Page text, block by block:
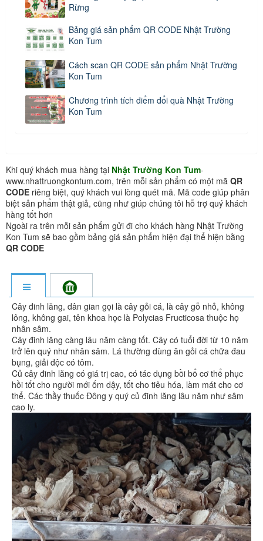
Rừng
Bảng giá sản phẩm QR CODE Nhật Trường
Kon Tum
Cách scan QR CODE sản phẩm Nhật Trường
Kon Tum
Chương trình tích điểm đổi quà Nhật Trường
Kon Tum
Khi quý khách mua hàng tại Nhật Trường Kon Tum-
www.nhattruongkontum.com, trên mỗi sản phẩm có một mã QR
CODE riêng biệt, quý khách vui lòng quét mã. Mã code giúp phân
biệt sản phẩm thật giả, cũng như giúp chúng tôi hỗ trợ quý khách
hàng tốt hơn
Ngoài ra trên mỗi sản phẩm gửi đi cho khách hàng Nhật Trường
Kon Tum sẽ bao gồm bảng giá sản phẩm hiện đại thể hiện bằng
QR CODE
Cây đinh lăng, dân gian gọi là cây gỏi cá, là cây gỗ nhỏ, không
lông, không gai, tên khoa học là Polycias Fructicosa thuộc họ
nhân sâm.
Cây đinh lăng càng lâu năm càng tốt. Cây có tuổi đời từ 10 năm
trở lên quý như nhân sâm. Lá thường dùng ăn gỏi cá chữa đau
bụng, giải độc có tôm.
Củ cây đinh lăng có giá trị cao, có tác dụng bồi bổ cơ thể phục
hồi tốt cho người mới ốm dậy, tốt cho tiêu hóa, làm mát cho cơ
thể. Các thầy thuốc Đông y quý củ đinh lăng lâu năm như sâm
cao ly.